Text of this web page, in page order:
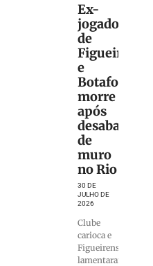
Ex-
jogador
de
Figueirense
e
Botafogo
morre
após
desabamento
de
muro
no Rio
30 DE
JULHO DE
2026
Clube
carioca e
Figueirense
lamentaram